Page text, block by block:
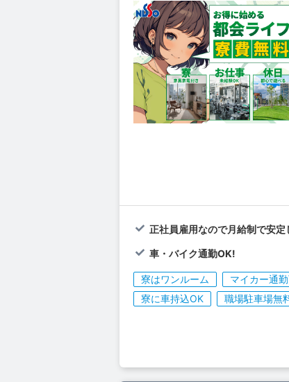
正社員雇用なので月給制で安定
車・バイク通勤OK!
寮はワンルーム マイカー通
寮に車持込OK
職場駐車場無